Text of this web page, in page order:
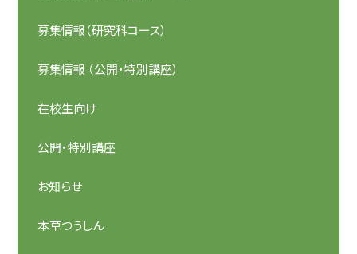
募集情報（研究科コース）
募集情報 （公開・特別講座）
在校生向け
公開・特別講座
お知らせ
本草つうしん